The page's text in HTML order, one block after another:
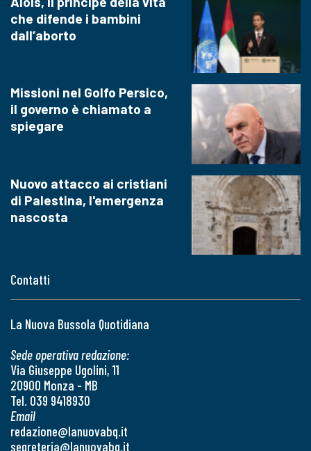
Contatti
La Nuova Bussola Quotidiana
Sede operativa redazione:
Via Giuseppe Ugolini, 11
20900 Monza - MB
Tel. 039 9418930
Email
redazione@lanuovabq.it
segreteria@lanuovabq.it
che difende i bambini
dall’aborto
Missioni nel Golfo Persico,
il governo è chiamato a
spiegare
Nuovo attacco ai cristiani
di Palestina, l'emergenza
nascosta